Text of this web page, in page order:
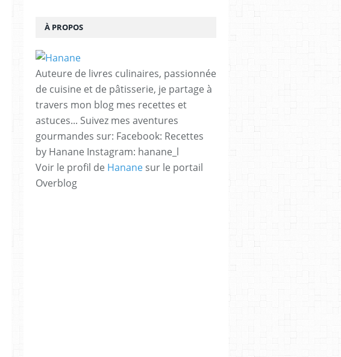
À PROPOS
Auteure de livres culinaires, passionnée
de cuisine et de pâtisserie, je partage à
travers mon blog mes recettes et
astuces... Suivez mes aventures
gourmandes sur: Facebook: Recettes
by Hanane Instagram: hanane_l
Voir le profil de Hanane sur le portail
Overblog